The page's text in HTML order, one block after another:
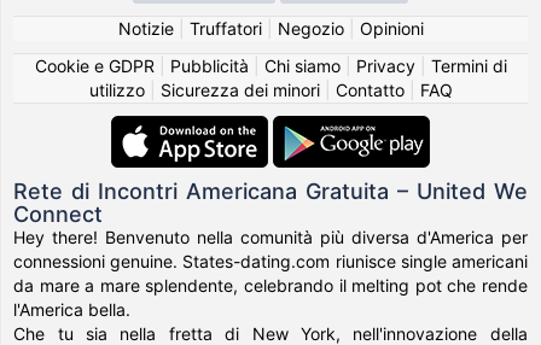
Notizie| Truffatori| Negozio| Opinioni
Cookie e GDPR
Pubblicità Chi siamo| Privacy| Termini di
utilizzo| Sicurezza dei minori| Contatto| FAQ
Rete di Incontri Americana Gratuita – United We
Connect
Hey there! Benvenuto nella comunità più diversa d'America per
connessioni genuine. States-dating.com riunisce single americani
da mare a mare splendente, celebrando il melting pot che rende
l'America bella.
Che tu sia nella fretta di New York, nell'innovazione della